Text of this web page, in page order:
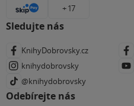
+ 17
Sledujte nás
KnihyDobrovsky.cz
knihydobrovsky
@knihydobrovsky
Odebírejte nás